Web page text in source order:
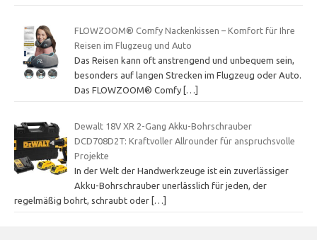
FLOWZOOM® Comfy Nackenkissen – Komfort für Ihre
Reisen im Flugzeug und Auto
Das Reisen kann oft anstrengend und unbequem sein,
besonders auf langen Strecken im Flugzeug oder Auto.
Das FLOWZOOM® Comfy […]
Dewalt 18V XR 2-Gang Akku-Bohrschrauber
DCD708D2T: Kraftvoller Allrounder für anspruchsvolle
Projekte
In der Welt der Handwerkzeuge ist ein zuverlässiger
Akku-Bohrschrauber unerlässlich für jeden, der
regelmäßig bohrt, schraubt oder […]